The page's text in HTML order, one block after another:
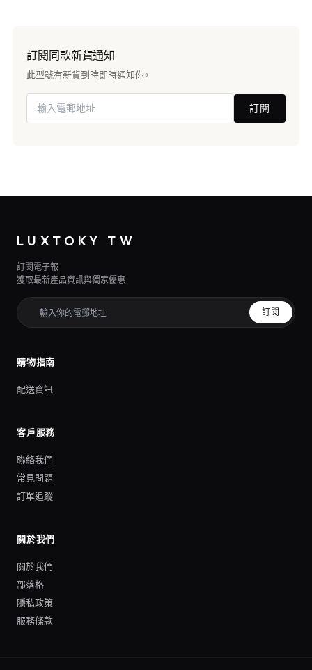
訂閱同款新貨通知
此型號有新貨到時即時通知你。
訂閱
LUXTOKY TW
訂閱電子報
獲取最新產品資訊與獨家優惠
訂閱
購物指南
配送資訊
客戶服務
聯絡我們
常見問題
訂單追蹤
關於我們
關於我們
部落格
隱私政策
服務條款